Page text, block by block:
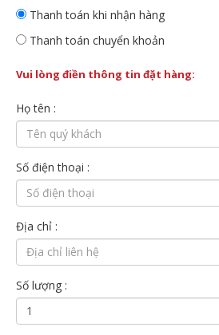
Thanh toán khi nhận hàng
Thanh toán chuyển khoản
Vui lòng điền thông tin đặt hàng:
Họ tên :
Số điện thoại :
Địa chỉ :
Số lượng :